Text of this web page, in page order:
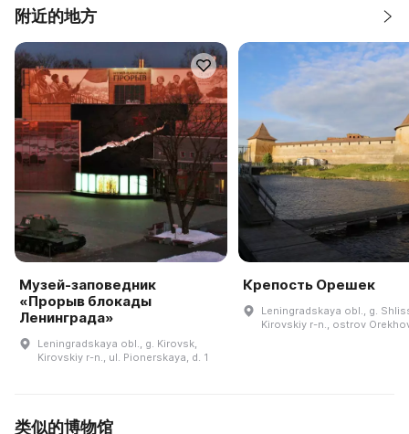
附近的地方
Музей-заповедник
«Прорыв блокады
Ленинграда»
Leningradskaya obl., g. Kirovsk,
Kirovskiy r-n., ul. Pionerskaya, d. 1
Крепость Орешек
Leningradskaya obl., g.
Kirovskiy r-n., ostrov
类似的博物馆